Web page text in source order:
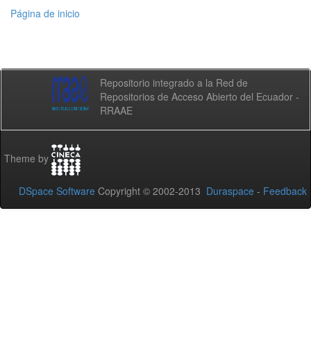
Página de inicio
Repositorio integrado a la Red de
Repositorios de Acceso Abierto del Ecuador -
RRAAE
Theme by
DSpace Software Copyright © 2002-2013 Duraspace - Feedback